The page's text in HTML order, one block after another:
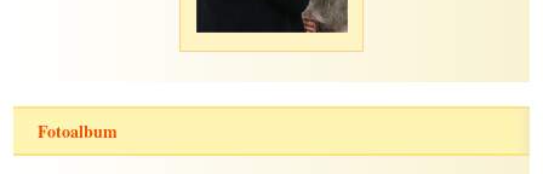
Fotoalbum